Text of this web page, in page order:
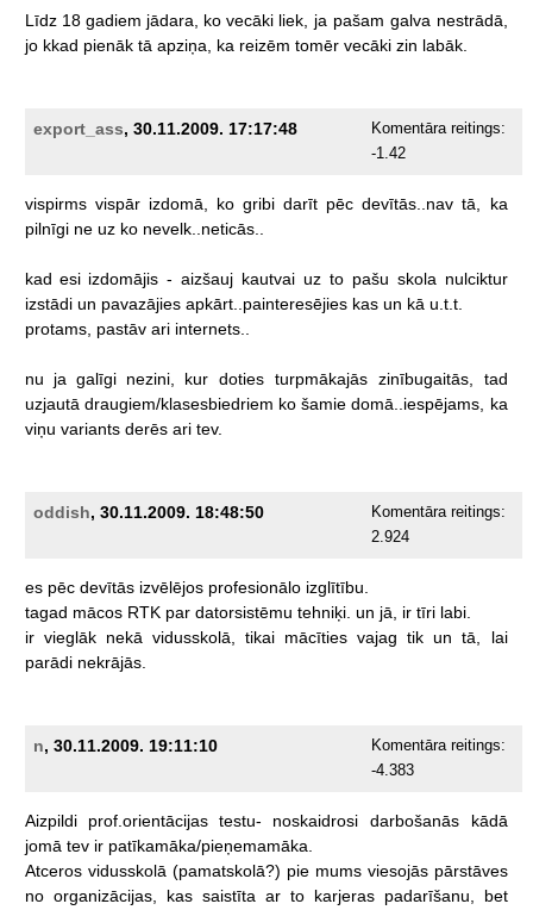
Līdz 18 gadiem jādara, ko vecāki liek, ja pašam galva nestrādā,
jo kkad pienāk tā apziņa, ka reizēm tomēr vecāki zin labāk.
export_ass, 30.11.2009. 17:17:48
Komentāra reitings:
-1.42
vispirms vispār izdomā, ko gribi darīt pēc devītās..nav tā,
ka
pilnīgi ne uz ko nevelk..neticās..
kad esi izdomājis - aizšauj kautvai uz to pašu skola nulciktur
izstādi un pavazājies apkārt..painteresējies kas un kā u.t.t.
protams, pastāv ari internets..
nu ja galīgi nezini, kur doties turpmākajās zinībugaitās,
tad
uzjautā draugiem/klasesbiedriem ko šamie domā..iespējams,
ka
viņu variants derēs ari tev.
oddish, 30.11.2009. 18:48:50
Komentāra reitings:
2.924
es pēc devītās izvēlējos profesionālo izglītību.
tagad mācos RTK par datorsistēmu tehniķi. un jā, ir tīri labi.
ir vieglāk nekā vidusskolā, tikai mācīties vajag tik un tā,
lai
parādi nekrājās.
n, 30.11.2009. 19:11:10
Komentāra reitings:
-4.383
Aizpildi prof.orientācijas testu- noskaidrosi darbošanās
kādā
jomā tev ir patīkamāka/pieņemamāka.
Atceros vidusskolā (pamatskolā?) pie mums viesojās pārstāves
no organizācijas, kas saistīta ar to karjeras padarīšanu,
bet